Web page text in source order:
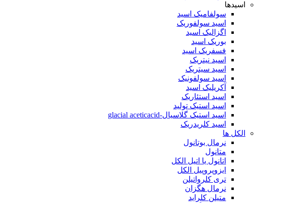
اسیدها
سولفامیک اسید
اسید سولفوریک
اگزالیک اسید
بوریک اسید
فسفریک اسید
اسید نیتریک
اسید سیتریک
اسید سولفونیک
آکریلیک اسید
اسید استئاریک
اسید استیک تولید
اسید استیک گلاسیال-glacial aceticacid
اسید کلریدریک
الکل ها
نرمال بوتانول
متانول
اتانول یا اتیل الکل
ایزوپروپیل الکل
تری کلرواتیلن
نرمال هگزان
متیلن کلراید